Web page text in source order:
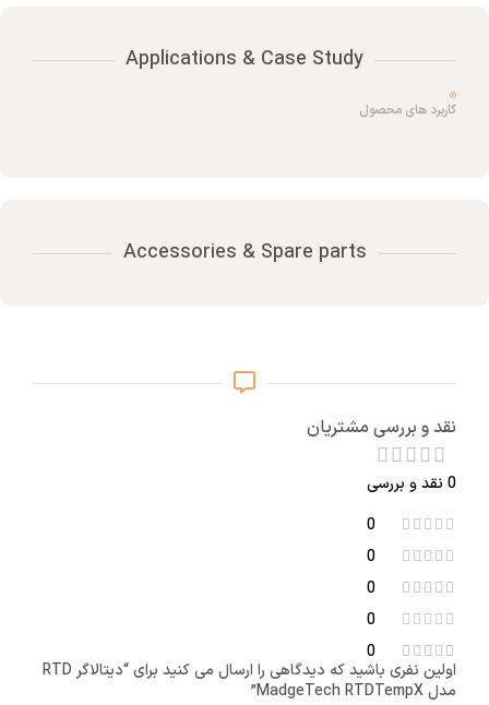
Applications & Case Study
کاربرد های محصول
Accessories & Spare parts
نقد و بررسی مشتریان
0 نقد و بررسی
0
0
0
0
0
اولین نفری باشید که دیدگاهی را ارسال می کنید برای “دیتالاگر RTD
مدل MadgeTech RTDTempX”